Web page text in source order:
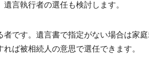
遺言執行者の選任も検討します。
です。遺言書で指定がない場合は家
ば被相続人の意思で選任できます。